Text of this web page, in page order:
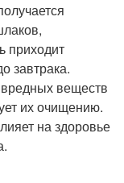
приходит
завтрака.
веществ
их очищению.
на здоровье